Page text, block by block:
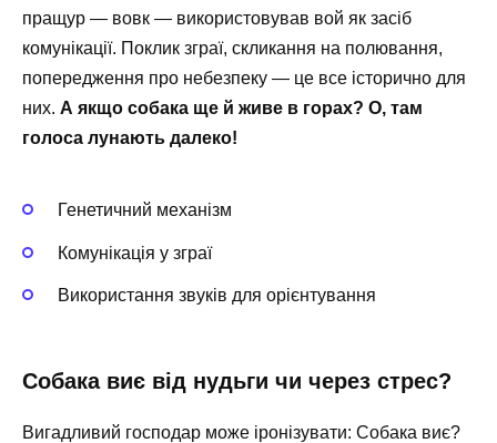
пращур — вовк — використовував вой як засіб
комунікації. Поклик зграї, скликання на полювання,
попередження про небезпеку — це все історично для
них. А якщо собака ще й живе в горах? О, там
голоса лунають далеко!
Генетичний механізм
Комунікація у зграї
Використання звуків для орієнтування
Собака виє від нудьги чи через стрес?
Вигадливий господар може іронізувати: Собака виє?